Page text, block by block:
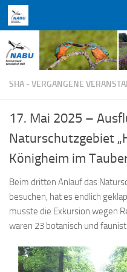
Zum Inhalt springen
SHA - VERGANGENE
17. Mai 2025 –
Naturschutzgebiet
Königheim im
Beim dritten Anlauf das
besuchen, hat es endlich
musste die Exkursion wegen
waren 23 botanisch und